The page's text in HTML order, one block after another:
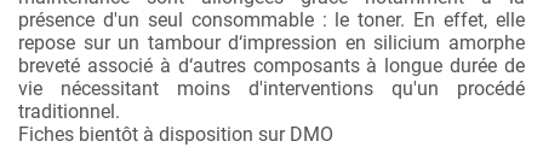
présence d'un seul consommable : le toner. En effet, elle
repose sur un tambour d‘impression en silicium amorphe
breveté associé à d‘autres composants à longue durée de
vie nécessitant moins d'interventions qu'un procédé
traditionnel.
Fiches bientôt à disposition sur DMO